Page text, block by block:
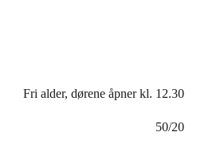
Fri alder, dørene åpner kl. 12.30
50/20